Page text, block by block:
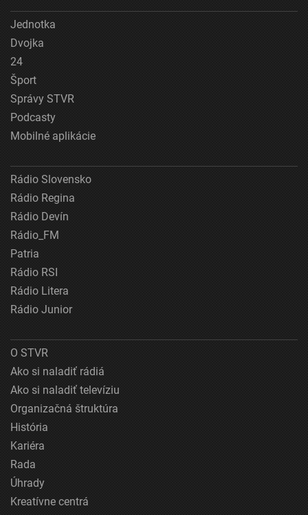
Jednotka
Dvojka
24
Šport
Správy STVR
Podcasty
Mobilné aplikácie
Rádio Slovensko
Rádio Regina
Rádio Devín
Rádio_FM
Patria
Rádio RSI
Rádio Litera
Rádio Junior
O STVR
Ako si naladiť rádiá
Ako si naladiť televíziu
Organizačná štruktúra
História
Kariéra
Rada
Úhrady
Kreatívne centrá